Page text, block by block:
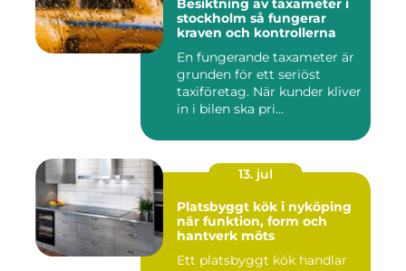
Besiktning av taxameter i
stockholm så fungerar
kraven och kontrollerna
En fungerande taxameter är
grunden för ett seriöst
taxiföretag. När kunder kliver
in i bilen ska pri...
13. jul
Platsbyggt kök i nyköping
när funktion, form och
hantverk möts
Ett platsbyggt kök handlar